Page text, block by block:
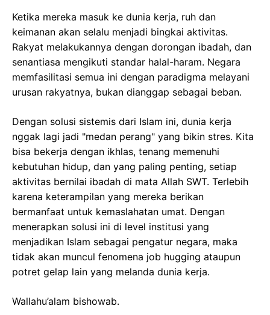
Ketika mereka masuk ke dunia kerja, ruh dan
keimanan akan selalu menjadi bingkai aktivitas.
Rakyat melakukannya dengan dorongan ibadah, dan
senantiasa mengikuti standar halal-haram. Negara
memfasilitasi semua ini dengan paradigma melayani
urusan rakyatnya, bukan dianggap sebagai beban.
Dengan solusi sistemis dari Islam ini, dunia kerja
nggak lagi jadi "medan perang" yang bikin stres. Kita
bisa bekerja dengan ikhlas, tenang memenuhi
kebutuhan hidup, dan yang paling penting, setiap
aktivitas bernilai ibadah di mata Allah SWT. Terlebih
karena keterampilan yang mereka berikan
bermanfaat untuk kemaslahatan umat. Dengan
menerapkan solusi ini di level institusi yang
menjadikan Islam sebagai pengatur negara, maka
tidak akan muncul fenomena job hugging ataupun
potret gelap lain yang melanda dunia kerja.
Wallahu’alam bishowab.